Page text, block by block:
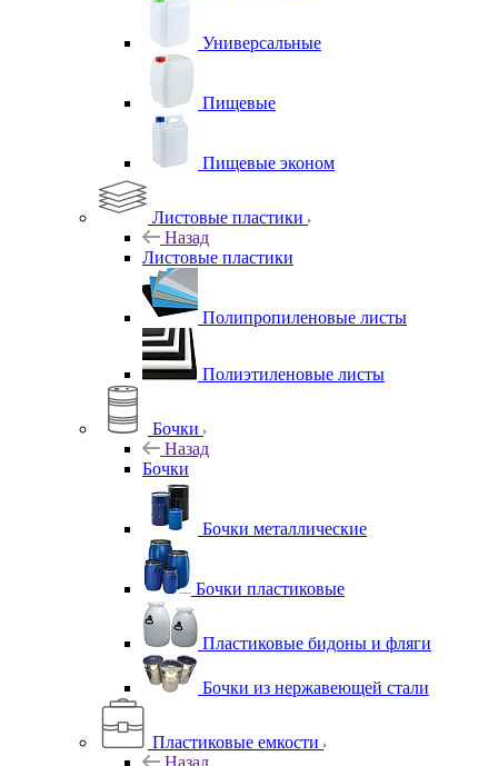
Универсальные
Пищевые
Пищевые эконом
Листовые пластики
Назад
Листовые пластики
Полипропиленовые листы
Полиэтиленовые листы
Бочки
Назад
Бочки
Бочки металлические
Бочки пластиковые
Пластиковые бидоны и фляги
Бочки из нержавеющей стали
Пластиковые емкости
Назад